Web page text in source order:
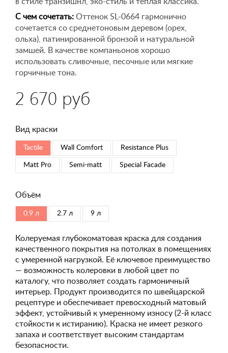
С чем сочетать: Оттенок SL-0664 гармонично
сочетается со среднетоновым деревом (орех,
ольха), патинированной бронзой и натуральной
замшей. В качестве компаньонов хорошо
использовать сливочные, песочные или мягкие
горчичные тона.
2 670 руб
Вид краски
Tactile Wall Comfort Resistance Plus
Matt Pro Semi-matt Special Faсade
Объём
0.9 л 2.7 л 9 л
Колеруемая глубокоматовая краска для создания
качественного покрытия на потолках в помещениях
с умеренной нагрузкой. Её ключевое преимущество
— возможность колеровки в любой цвет по
каталогу, что позволяет создать гармоничный
интерьер. Продукт производится по швейцарской
рецептуре и обеспечивает превосходный матовый
эффект, устойчивый к умеренному износу (2-й класс
стойкости к истиранию). Краска не имеет резкого
запаха и соответствует высоким стандартам
безопасности.